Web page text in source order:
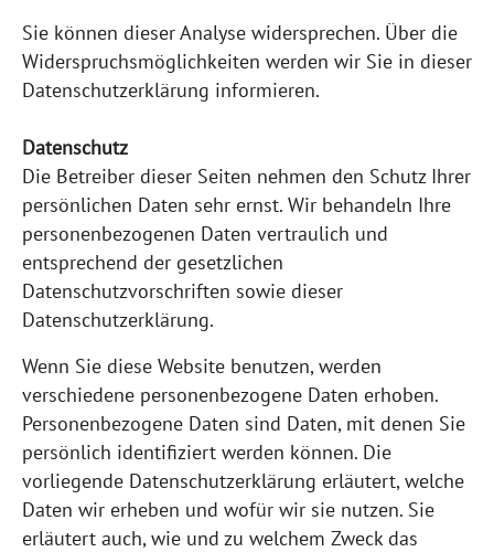
Sie können dieser Analyse widersprechen. Über die
Widerspruchsmöglichkeiten werden wir Sie in dieser
Datenschutzerklärung informieren.
Datenschutz
Die Betreiber dieser Seiten nehmen den Schutz Ihrer
persönlichen Daten sehr ernst. Wir behandeln Ihre
personenbezogenen Daten vertraulich und
entsprechend der gesetzlichen
Datenschutzvorschriften sowie dieser
Datenschutzerklärung.
Wenn Sie diese Website benutzen, werden
verschiedene personenbezogene Daten erhoben.
Personenbezogene Daten sind Daten, mit denen Sie
persönlich identifiziert werden können. Die
vorliegende Datenschutzerklärung erläutert, welche
Daten wir erheben und wofür wir sie nutzen. Sie
erläutert auch, wie und zu welchem Zweck das